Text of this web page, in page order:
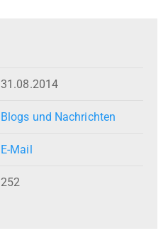
31.08.2014
Blogs und Nachrichten
E-Mail
252